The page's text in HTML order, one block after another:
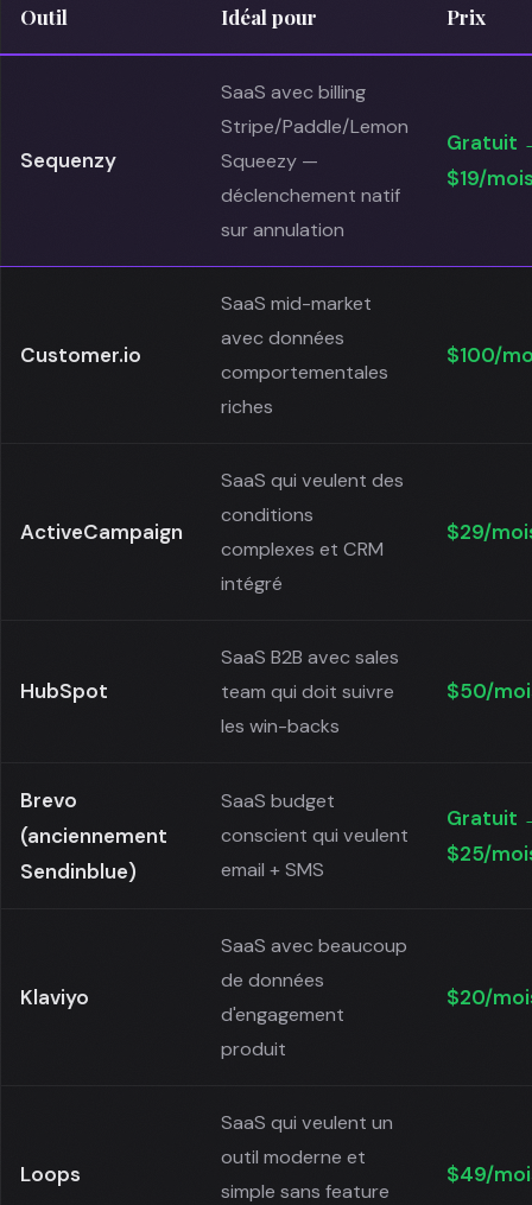
Outil Idéal pour Prix
Sequenzy
SaaS avec billing
Stripe/Paddle/Lemon
Squeezy —
déclenchement natif
sur annulation
Gratuit
$19/
Customer.io
SaaS mid-market
avec données
comportementales
riches
$100/
ActiveCampaign
SaaS qui veulent des
conditions
complexes et CRM
intégré
$29/
HubSpot
SaaS B2B avec sales
team qui doit suivre
les win-backs
$50/
Brevo
(anciennement
Sendinblue)
SaaS budget
conscient qui veulent
email + SMS
Gratuit
$25/
Klaviyo
SaaS avec beaucoup
de données
d'engagement
produit
$20/
Loops
SaaS qui veulent un
outil moderne et
simple sans feature
$49/